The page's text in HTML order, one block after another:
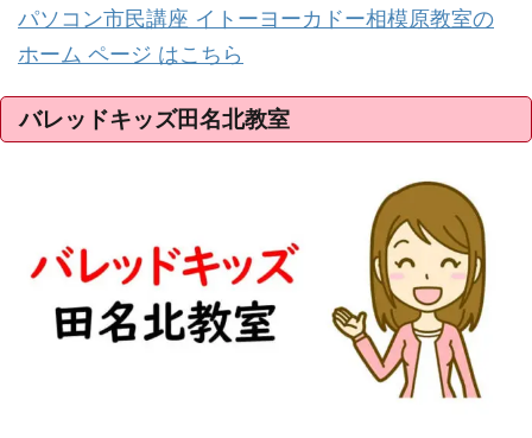
パソコン市民講座 イトーヨーカドー相模原教室の
ホーム ページ はこちら
バレッドキッズ田名北教室